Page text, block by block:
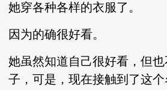
她穿各种各样的衣服了。
因为的确很好看。
她虽然知道自己很好看，但
子，可是，现在接触到了这个